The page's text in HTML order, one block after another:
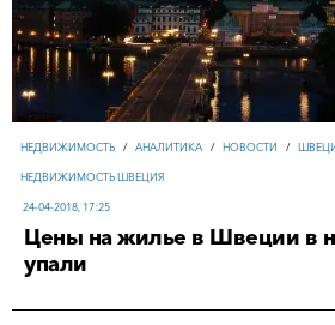
НЕДВИЖИМОСТЬ / АНАЛИТИКА / НОВОСТИ /
НЕДВИЖИМОСТЬ ШВЕЦИЯ
24-04-2018, 17:25
Цены на жилье в Швеции в
упали